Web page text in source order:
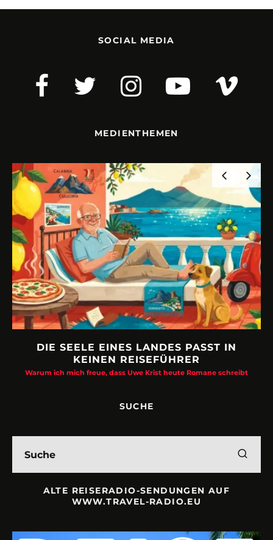
SOCIAL MEDIA
MEDIENTHEMEN
DIE SEELE EINES LANDES PASST IN
KEINEN REISEFÜHRER
Warum ich mich freue, dass Uwe Krist heute Romane schreibt
SUCHE
ALTE REISERADIO-SENDUNGEN AUF
WWW.TRAVEL-RADIO.EU